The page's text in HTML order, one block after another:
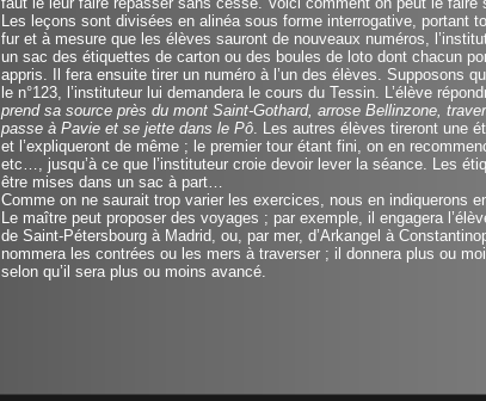
Les leçons sont divisées en alinéa sous forme interrogative, portant
fur et à mesure que les élèves sauront de nouveaux numéros,
un sac des étiquettes de carton ou des boules de loto dont chacun
appris. Il fera ensuite tirer un numéro à l’un des élèves. Supposons
le n°123, l’instituteur lui demandera le cours du Tessin. L’élève
prend sa source près du mont Saint-Gothard, arrose Bellinzone,
passe à Pavie et se jette dans le Pô. Les autres élèves tireront une
et l’expliqueront de même ; le premier tour étant fini, on en
etc…, jusqu’à ce que l’instituteur croie devoir lever la séance. Les
être mises dans un sac à part…
Comme on ne saurait trop varier les exercices, nous en indiquerons
Le maître peut proposer des voyages ; par exemple, il engagera
de Saint-Pétersbourg à Madrid, ou, par mer, d’Arkangel à
nommera les contrées ou les mers à traverser ; il donnera plus ou
selon qu’il sera plus ou moins avancé.